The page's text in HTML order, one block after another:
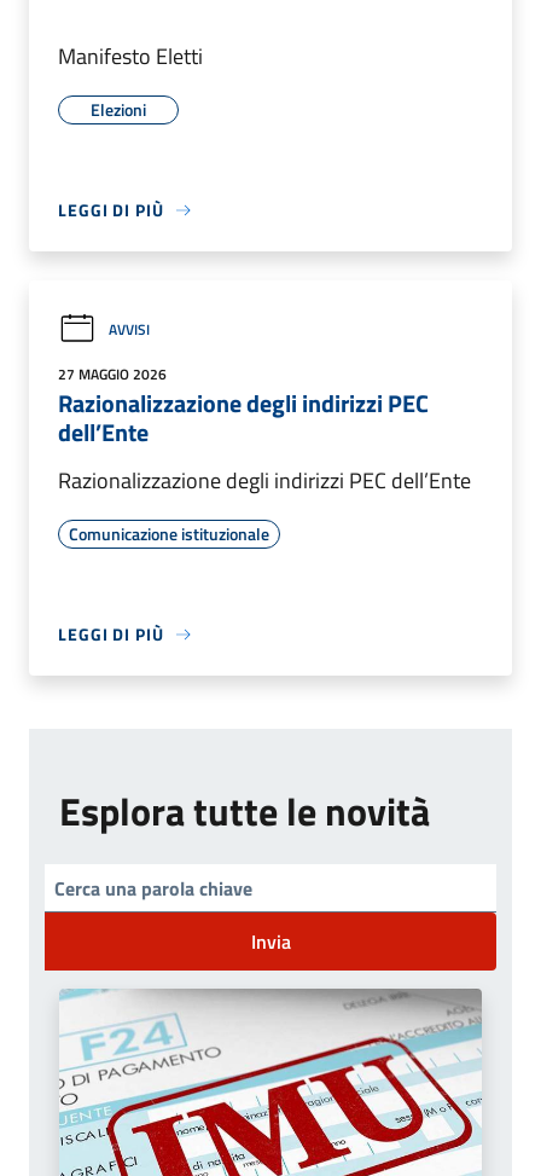
Manifesto Eletti
Elezioni
LEGGI DI PIÙ
AVVISI
27 MAGGIO 2026
Razionalizzazione degli indirizzi PEC
dell’Ente
Razionalizzazione degli indirizzi PEC dell’Ente
Comunicazione istituzionale
LEGGI DI PIÙ
Esplora tutte le novità
Invia